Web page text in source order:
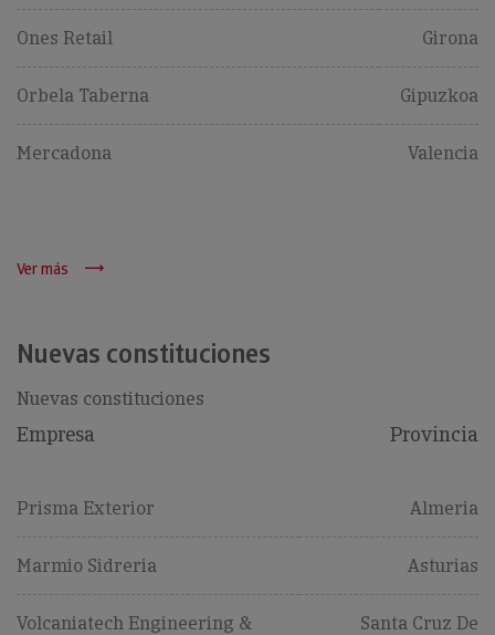
Ones Retail Girona
Orbela Taberna Gipuzkoa
Mercadona Valencia
Ver más
Nuevas constituciones
Nuevas constituciones
Empresa Provincia
Prisma Exterior Almeria
Marmio Sidreria Asturias
Volcaniatech Engineering &
Santa Cruz De